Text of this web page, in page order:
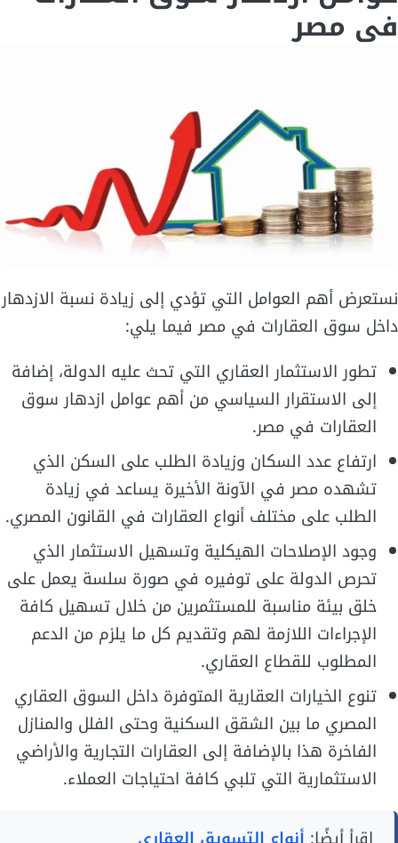
في مصر
نستعرض أهم العوامل التي تؤدي إلى زيادة نسبة الازدهار
داخل سوق العقارات في مصر فيما يلي:
تطور الاستثمار العقاري التي تحث عليه الدولة، إضافة
إلى الاستقرار السياسي من أهم عوامل ازدهار سوق
العقارات في مصر.
ارتفاع عدد السكان وزيادة الطلب على السكن الذي
تشهده مصر في الآونة الأخيرة يساعد في زيادة
الطلب على مختلف أنواع العقارات في القانون المصري.
وجود الإصلاحات الهيكلية وتسهيل الاستثمار الذي
تحرص الدولة على توفيره في صورة سلسة يعمل على
خلق بيئة مناسبة للمستثمرين من خلال تسهيل كافة
الإجراءات اللازمة لهم وتقديم كل ما يلزم من الدعم
المطلوب للقطاع العقاري.
تنوع الخيارات العقارية المتوفرة داخل السوق العقاري
المصري ما بين الشقق السكنية وحتى الفلل والمنازل
الفاخرة هذا بالإضافة إلى العقارات التجارية والأراضي
الاستثمارية التي تلبي كافة احتياجات العملاء.